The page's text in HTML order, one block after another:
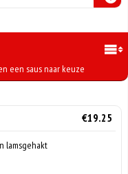
een saus naar keuze
€19.25
lamsgehakt